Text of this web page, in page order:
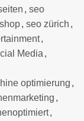
, seo
, seo zürich ,
,
Media ,
optimierung ,
,
,